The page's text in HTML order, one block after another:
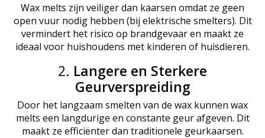
Wax melts zijn veiliger dan kaarsen omdat ze geen
open vuur nodig hebben (bij elektrische smelters). Dit
vermindert het risico op brandgevaar en maakt ze
ideaal voor huishoudens met kinderen of huisdieren.
2. Langere en Sterkere
Geurverspreiding
Door het langzaam smelten van de wax kunnen wax
melts een langdurige en constante geur afgeven. Dit
maakt ze efficiënter dan traditionele geurkaarsen.